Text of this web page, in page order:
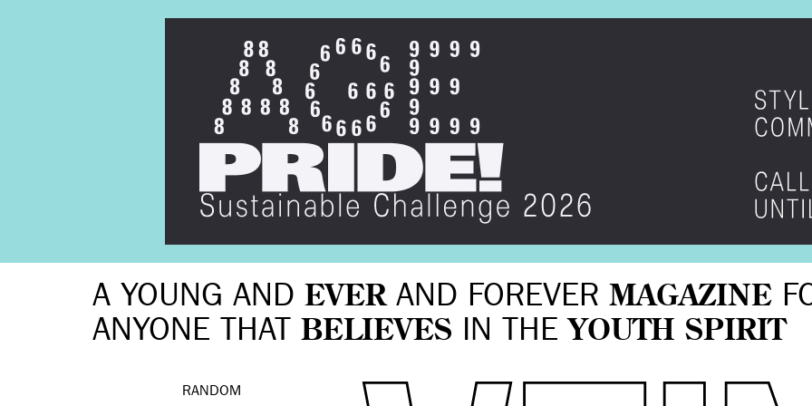
A YOUNG AND EVERAND FOREVER MAGAZINE
ANYONE THAT BELIEVES IN THE YOUTH SPIRIT
RANDOM